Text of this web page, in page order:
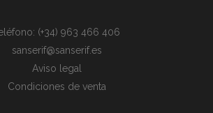
(+34) 963 466 406
sanserif@sanserif.es
Aviso legal
Condiciones de venta